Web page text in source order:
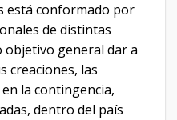
está conformado por
de distintas
objetivo general dar a
creaciones, las
la contingencia,
dentro del país